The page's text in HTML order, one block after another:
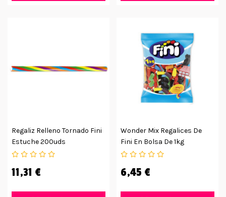
Regaliz Relleno Tornado Fini
Estuche 200uds
11,31 €
Wonder Mix Regalices De
Fini En Bolsa De 1kg
6,45 €